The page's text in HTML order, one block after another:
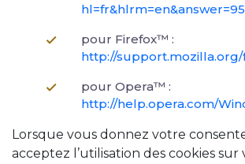
pour Firefox™ :
http://support.mozilla.org/
pour Opera™ :
http://help.opera.com/
Lorsque vous donnez votre
acceptez l’utilisation des cookies sur